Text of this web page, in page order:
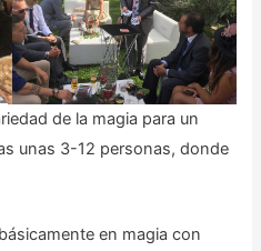
de la magia para un
unas 3-12 personas, donde
en magia con